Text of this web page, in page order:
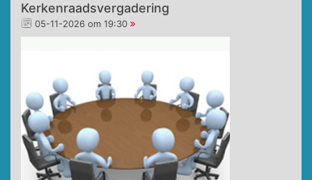
Kerkenraadsvergadering
05-11-2026 om 19:30